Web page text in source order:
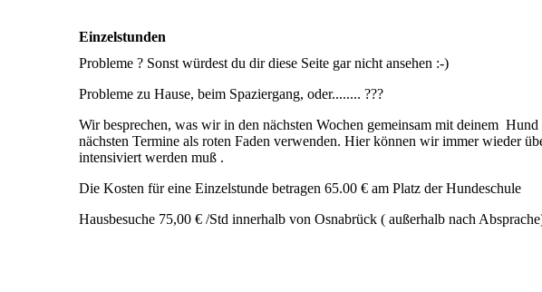
Einzelstunden
Probleme ? Sonst würdest du dir diese Seite gar nicht ansehen :-)
Probleme zu Hause, beim Spaziergang, oder........ ???
Wir besprechen, was wir in den nächsten Wochen gemeinsam mit deinem
nächsten Termine als roten Faden verwenden. Hier können wir immer wieder
intensiviert werden muß .
Die Kosten für eine Einzelstunde betragen 65.00 € am Platz der Hundeschule
Hausbesuche 75,00 € /Std innerhalb von Osnabrück ( außerhalb nach